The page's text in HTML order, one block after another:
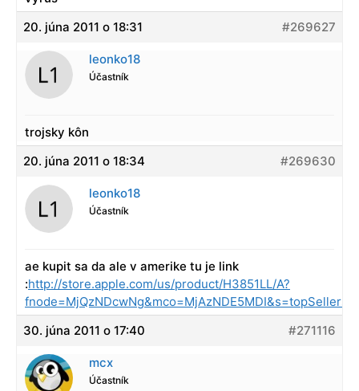
20. júna 2011 o 18:31
#269627
leonko18
Účastník
trojsky kôn
20. júna 2011 o 18:34
#269630
leonko18
Účastník
ae kupit sa da ale v amerike tu je link
:http://store.apple.com/us/product/H3851LL/A?
fnode=MjQzNDcwNg&mco=MjAzNDE5MDI&s=topSellers
30. júna 2011 o 17:40
#271116
mcx
Účastník